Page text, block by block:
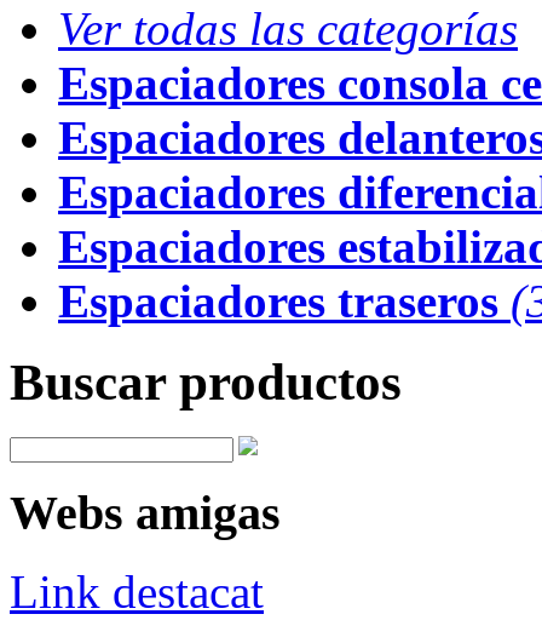
Ver todas las categorías
Espaciadores consola
Espaciadores
Espaciadores
Espaciadores
Espaciadores traseros
Buscar productos
Webs amigas
Link destacat